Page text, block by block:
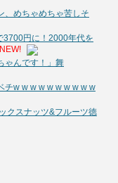
、めちゃめちゃ苦しそ
3700円に！2000年代を
NEW!
ゃんです！」舞
チw w w w w w w w w w
クスナッツ&フルーツ徳